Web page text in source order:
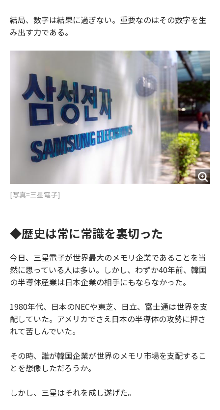
結局、数字は結果に過ぎない。重要なのはその数字を生
み出す力である。
[写真=三星電子]
◆歴史は常に常識を裏切った
今日、三星電子が世界最大のメモリ企業であることを当
然に思っている人は多い。しかし、わずか40年前、韓国
の半導体産業は日本企業の相手にもならなかった。
1980年代、日本のNECや東芝、日立、富士通は世界を支
配していた。アメリカでさえ日本の半導体の攻勢に押さ
れて苦しんでいた。
その時、誰が韓国企業が世界のメモリ市場を支配するこ
とを想像しただろうか。
しかし、三星はそれを成し遂げた。